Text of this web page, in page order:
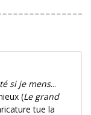
si je mens...
(Le grand
tue la